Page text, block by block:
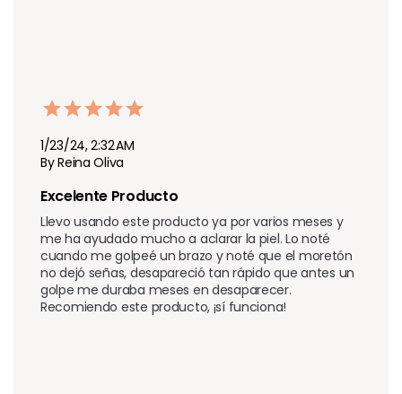
1/23/24, 2:32 AM
By Reina Oliva
Excelente Producto
Llevo usando este producto ya por varios meses y
me ha ayudado mucho a aclarar la piel. Lo noté
cuando me golpeé un brazo y noté que el moretón
no dejó señas, desapareció tan rápido que antes un
golpe me duraba meses en desaparecer.
Recomiendo este producto, ¡sí funciona!